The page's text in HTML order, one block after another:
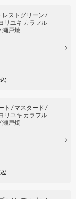
レストグリーン /
リユキ カラフル
瀬戸焼
)
ト / マスタード /
リユキ カラフル
瀬戸焼
)